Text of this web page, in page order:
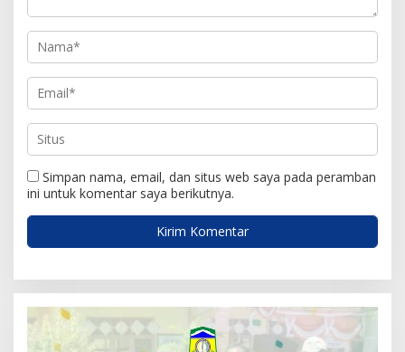
Simpan nama, email, dan situs web saya pada peramban
ini untuk komentar saya berikutnya.